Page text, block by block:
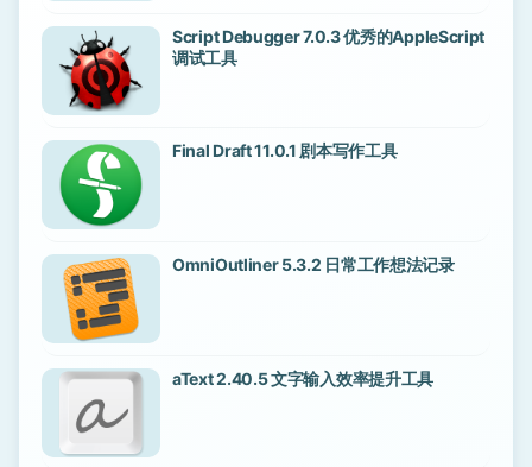
Script Debugger 7.0.3 优秀的AppleScript
调试工具
Final Draft 11.0.1 剧本写作工具
OmniOutliner 5.3.2 日常工作想法记录
aText 2.40.5 文字输入效率提升工具